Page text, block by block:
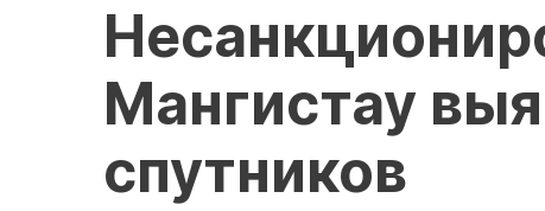
Мангистау
спутников